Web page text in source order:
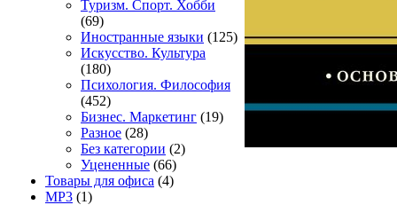
Туризм. Спорт. Хобби
(69)
Иностранные языки (125)
Искусство. Культура
(180)
Психология. Философия
(452)
Бизнес. Маркетинг (19)
Разное (28)
Без категории (2)
Уцененные (66)
Товары для офиса (4)
MP3 (1)